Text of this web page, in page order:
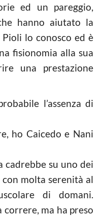
ed un pareggio,
hanno aiutato la
lo conosco ed è
fisionomia alla sua
una prestazione
l’assenza di
ho Caicedo e Nani
cadrebbe su uno dei
molta serenità al
di domani.
ma ha preso